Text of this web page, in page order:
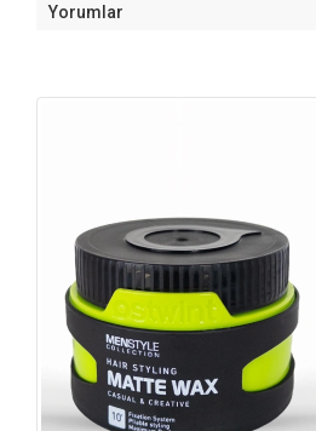
Yorumlar